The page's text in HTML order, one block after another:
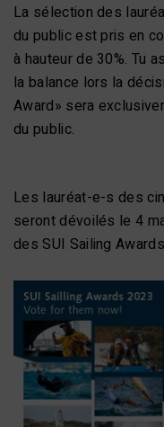
La sélection des
du public est pris en
à hauteur de 30%. Tu
la balance lors la
Award» sera
du public.
Les lauréat-e-s des
seront dévoilés le 4
des SUI Sailing